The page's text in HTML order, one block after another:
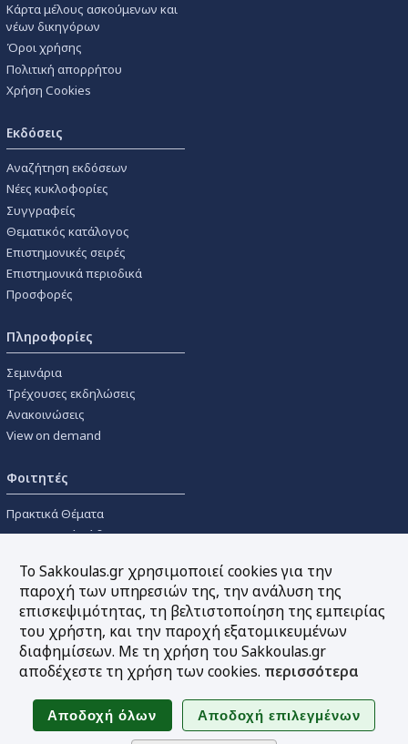
Κάρτα μέλους ασκούμενων και
νέων δικηγόρων
Όροι χρήσης
Πολιτική απορρήτου
Χρήση Cookies
Εκδόσεις
Αναζήτηση εκδόσεων
Νέες κυκλοφορίες
Συγγραφείς
Θεματικός κατάλογος
Επιστημονικές σειρές
Επιστημονικά περιοδικά
Προσφορές
Πληροφορίες
Σεμινάρια
Τρέχουσες εκδηλώσεις
Ανακοινώσεις
View on demand
Φοιτητές
Πρακτικά Θέματα
Οικονομικοί Κώδικες
Συγγραμμάτων
Εργαλεία
Online υπολογισμός τόκων
Υπηρεσία Ηλεκτρονικής
Sitemap
Το Sakkoulas.gr χρησιμοποιεί cookies για την
παροχή των υπηρεσιών της, την ανάλυση της
επισκεψιμότητας, τη βελτιστοποίηση της εμπειρίας
του χρήστη, και την παροχή εξατομικευμένων
διαφημίσεων. Με τη χρήση του Sakkoulas.gr
αποδέχεστε τη χρήση των cookies. περισσότερα